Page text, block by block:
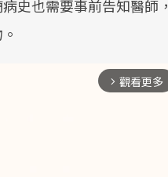
史也需要事前告知醫師，
arrow_forward_ios 觀看更多